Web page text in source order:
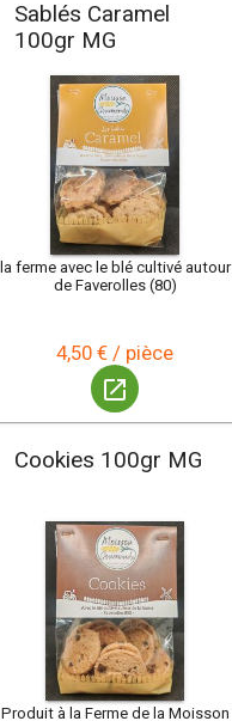
Sablés Caramel
100gr MG
la ferme avec le blé cultivé autour
de Faverolles (80)
4,50 € / pièce
launch
Cookies 100gr MG
Produit à la Ferme de la Moisson